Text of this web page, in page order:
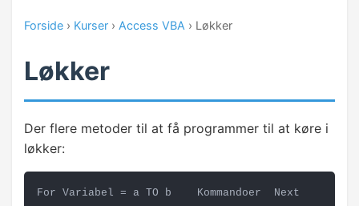
Hvad er VBA
Makro vs. VBA
Makroer og knapper
Forside › Kurser › Access VBA › Løkker
Løkker
Der flere metoder til at få programmer til at køre i
løkker:
For Variabel = a TO b    Kommandoer  Next